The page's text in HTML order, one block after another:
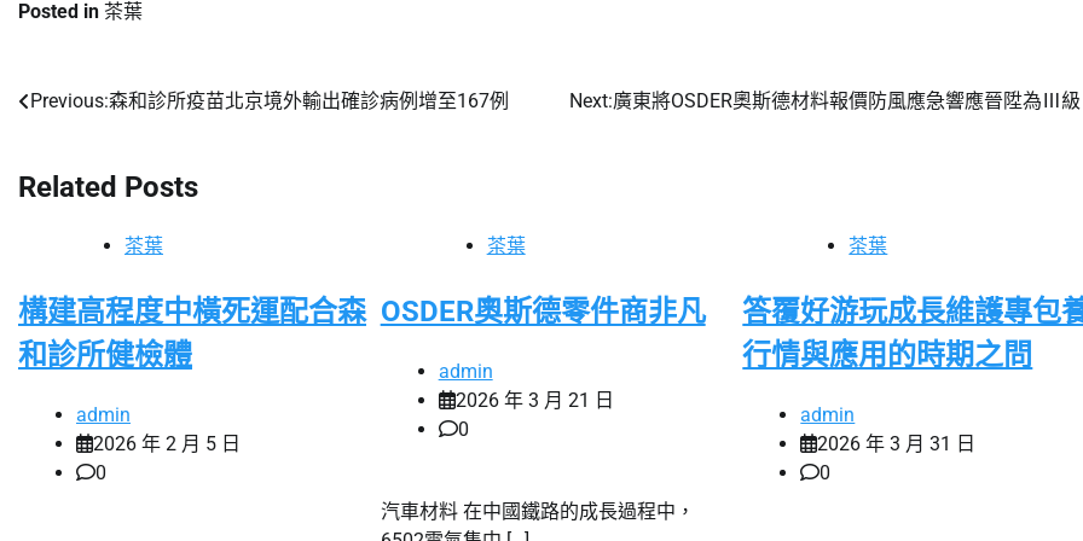
Posted in 茶葉
文
導
Previous:森和診所疫苗北京境外輸出確診病例增至167例 Next:廣東將OSDER奧斯德材料報價防風應急響應晉陞為Ⅲ級
Related Posts
茶葉
構建高程度中橫死運配合森
和診所健檢體
admin
2026 年 2 月 5 日
0
茶葉
OSDER奧斯德零件商非凡
admin
2026 年 3 月 21 日
0
汽車材料 在中國鐵路的成長過程中，
茶葉
答覆好游玩成長維護專包
行情與應用的時期之問
admin
2026 年 3 月 31 日
0